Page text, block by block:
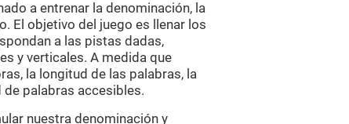
a entrenar la denominación, la
El objetivo del juego es llenar los
a las pistas dadas,
y verticales. A medida que
la longitud de las palabras, la
palabras accesibles.
nuestra denominación y